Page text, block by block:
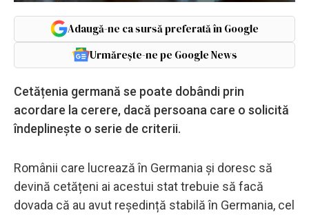
Adaugă-ne ca sursă preferată în Google
Urmărește-ne pe Google News
Cetățenia germană se poate dobândi prin
acordare la cerere, dacă persoana care o solicită
îndeplinește o serie de criterii.
Românii care lucrează în Germania și doresc să
devină cetățeni ai acestui stat trebuie să facă
dovada că au avut reședință stabilă în Germania, cel